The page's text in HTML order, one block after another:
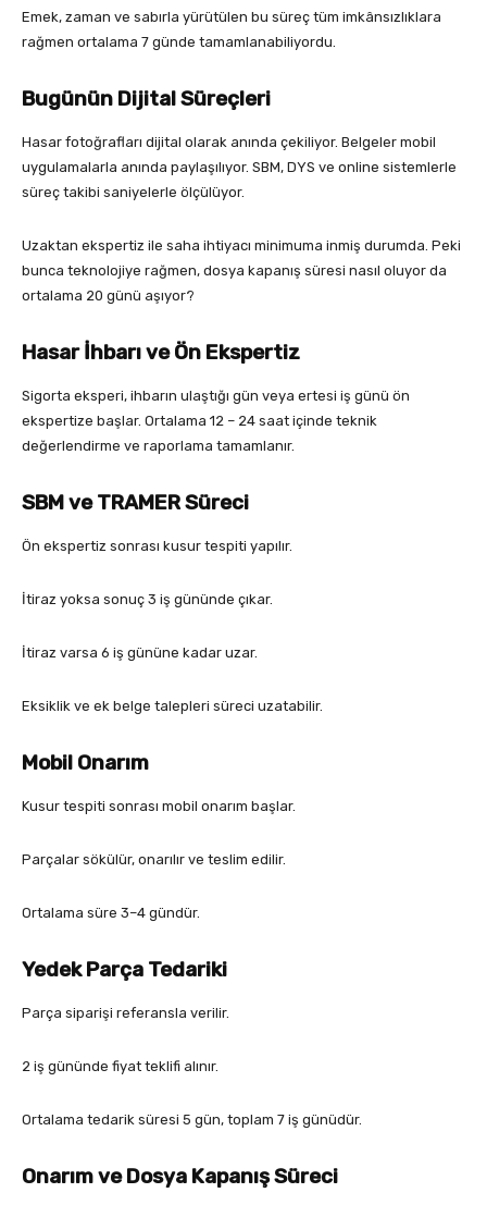
Emek, zaman ve sabırla yürütülen bu süreç tüm imkânsızlıklara
rağmen ortalama 7 günde tamamlanabiliyordu.
Bugünün Dijital Süreçleri
Hasar fotoğrafları dijital olarak anında çekiliyor. Belgeler mobil
uygulamalarla anında paylaşılıyor. SBM, DYS ve online sistemlerle
süreç takibi saniyelerle ölçülüyor.
Uzaktan ekspertiz ile saha ihtiyacı minimuma inmiş durumda. Peki
bunca teknolojiye rağmen, dosya kapanış süresi nasıl oluyor da
ortalama 20 günü aşıyor?
Hasar İhbarı ve Ön Ekspertiz
Sigorta eksperi, ihbarın ulaştığı gün veya ertesi iş günü ön
ekspertize başlar. Ortalama 12 – 24 saat içinde teknik
değerlendirme ve raporlama tamamlanır.
SBM ve TRAMER Süreci
Ön ekspertiz sonrası kusur tespiti yapılır.
İtiraz yoksa sonuç 3 iş gününde çıkar.
İtiraz varsa 6 iş gününe kadar uzar.
Eksiklik ve ek belge talepleri süreci uzatabilir.
Mobil Onarım
Kusur tespiti sonrası mobil onarım başlar.
Parçalar sökülür, onarılır ve teslim edilir.
Ortalama süre 3–4 gündür.
Yedek Parça Tedariki
Parça siparişi referansla verilir.
2 iş gününde fiyat teklifi alınır.
Ortalama tedarik süresi 5 gün, toplam 7 iş günüdür.
Onarım ve Dosya Kapanış Süreci